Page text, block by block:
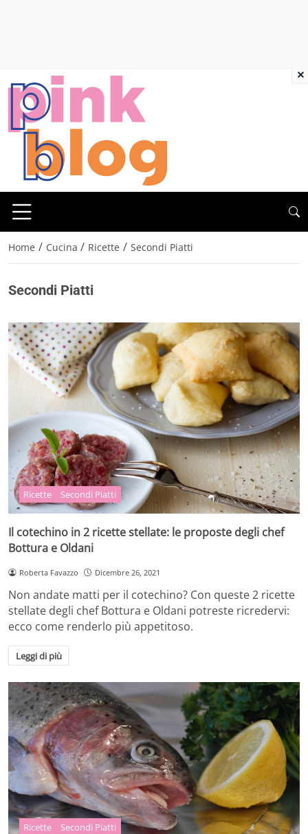
Home / Cucina / Ricette / Secondi Piatti
Secondi Piatti
Ricette Secondi Piatti
Il cotechino in 2 ricette stellate: le proposte degli chef
Bottura e Oldani
Roberta Favazzo Dicembre 26, 2021
Non andate matti per il cotechino? Con queste 2 ricette
stellate degli chef Bottura e Oldani potreste ricredervi:
ecco come renderlo più appetitoso.
Leggi di più
Ricette Secondi Piatti
×